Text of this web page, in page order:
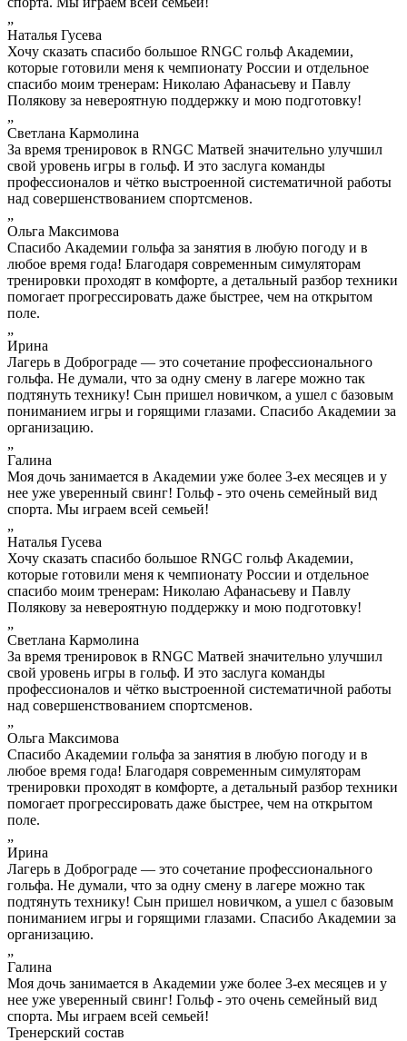
„
Наталья Гусева
Хочу сказать спасибо большое RNGC гольф Академии,
которые готовили меня к чемпионату России и отдельное
спасибо моим тренерам: Николаю Афанасьеву и Павлу
Полякову за невероятную поддержку и мою подготовку!
„
Светлана Кармолина
За время тренировок в RNGC Матвей значительно улучшил
свой уровень игры в гольф. И это заслуга команды
профессионалов и чётко выстроенной систематичной работы
над совершенствованием спортсменов.
„
Ольга Максимова
Спасибо Академии гольфа за занятия в любую погоду и в
любое время года! Благодаря современным симуляторам
тренировки проходят в комфорте, а детальный разбор техники
помогает прогрессировать даже быстрее, чем на открытом
поле.
„
Ирина
Лагерь в Доброграде — это сочетание профессионального
гольфа. Не думали, что за одну смену в лагере можно так
подтянуть технику! Сын пришел новичком, а ушел с базовым
пониманием игры и горящими глазами. Спасибо Академии за
организацию.
„
Галина
Моя дочь занимается в Академии уже более 3-ех месяцев и у
нее уже уверенный свинг! Гольф - это очень семейный вид
спорта. Мы играем всей семьей!
„
Наталья Гусева
Хочу сказать спасибо большое RNGC гольф Академии,
которые готовили меня к чемпионату России и отдельное
спасибо моим тренерам: Николаю Афанасьеву и Павлу
Полякову за невероятную поддержку и мою подготовку!
„
Светлана Кармолина
За время тренировок в RNGC Матвей значительно улучшил
свой уровень игры в гольф. И это заслуга команды
профессионалов и чётко выстроенной систематичной работы
над совершенствованием спортсменов.
„
Ольга Максимова
Спасибо Академии гольфа за занятия в любую погоду и в
любое время года! Благодаря современным симуляторам
тренировки проходят в комфорте, а детальный разбор техники
помогает прогрессировать даже быстрее, чем на открытом
поле.
„
Ирина
Лагерь в Доброграде — это сочетание профессионального
гольфа. Не думали, что за одну смену в лагере можно так
подтянуть технику! Сын пришел новичком, а ушел с базовым
пониманием игры и горящими глазами. Спасибо Академии за
организацию.
„
Галина
Моя дочь занимается в Академии уже более 3-ех месяцев и у
нее уже уверенный свинг! Гольф - это очень семейный вид
спорта. Мы играем всей семьей!
Тренерский состав